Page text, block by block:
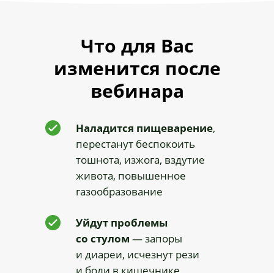
Что для Вас
изменится после
вебинара
Наладится пищеварение,
перестанут беспокоить
тошнота, изжога, вздутие
живота, повышенное
газообразование
Уйдут проблемы
со стулом — запоры
и диареи, исчезнут рези